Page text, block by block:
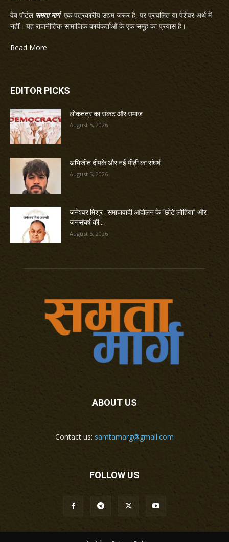
वेब पोर्टल समता मार्गएक पत्रकारीय उद्यम जरूर है, पर प्रचलित या पेशेवर अर्थ में
नहीं। यह राजनीतिक-सामाजिक कार्यकर्ताओं के एक समूह का प्रयास है।
Read More
EDITOR PICKS
लोकतंत्र का संकट और समाज
August 5, 2026
अभिजीत दीपके और नई पीढ़ी का संघर्ष
August 5, 2026
जनेश्वर मिश्र : समाजवादी आंदोलन के “छोटे लोहिया” और
जनसंघर्ष की...
August 5, 2026
ABOUT US
Contact us: samtamarg@gmail.com
FOLLOW US